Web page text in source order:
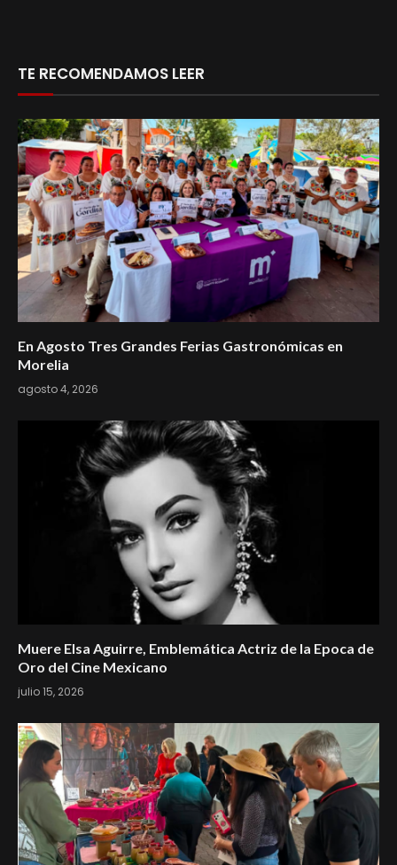
TE RECOMENDAMOS LEER
En Agosto Tres Grandes Ferias Gastronómicas en
Morelia
agosto 4, 2026
Muere Elsa Aguirre, Emblemática Actriz de la Epoca de
Oro del Cine Mexicano
julio 15, 2026